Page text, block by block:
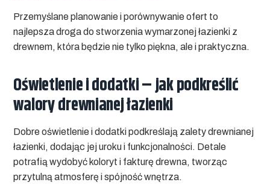
Przemyślane planowanie i porównywanie ofert to
najlepsza droga do stworzenia wymarzonej łazienki z
drewnem, która będzie nie tylko piękna, ale i praktyczna.
Oświetlenie i dodatki – jak podkreślić
walory drewnianej łazienki
Dobre oświetlenie i dodatki podkreślają zalety drewnianej
łazienki, dodając jej uroku i funkcjonalności. Detale
potrafią wydobyć koloryt i fakturę drewna, tworząc
przytulną atmosferę i spójność wnętrza.